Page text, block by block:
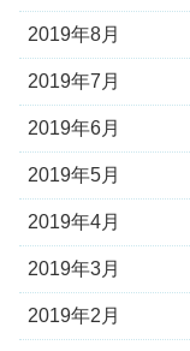
2019年8月
2019年7月
2019年6月
2019年5月
2019年4月
2019年3月
2019年2月